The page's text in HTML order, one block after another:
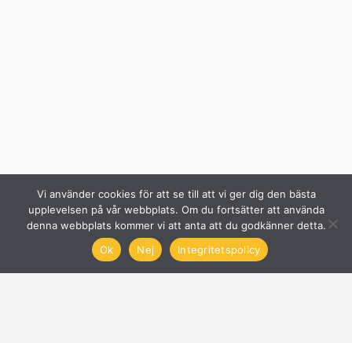
Vi använder cookies för att se till att vi ger dig den bästa
upplevelsen på vår webbplats. Om du fortsätter att använda
denna webbplats kommer vi att anta att du godkänner detta.
Ok
Nej Integritetspolicy